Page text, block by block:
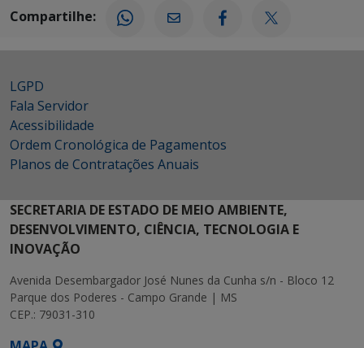
Compartilhe:
LGPD
Fala Servidor
Acessibilidade
Ordem Cronológica de Pagamentos
Planos de Contratações Anuais
SECRETARIA DE ESTADO DE MEIO AMBIENTE,
DESENVOLVIMENTO, CIÊNCIA, TECNOLOGIA E
INOVAÇÃO
Avenida Desembargador José Nunes da Cunha s/n - Bloco 12
Parque dos Poderes - Campo Grande | MS
CEP.: 79031-310